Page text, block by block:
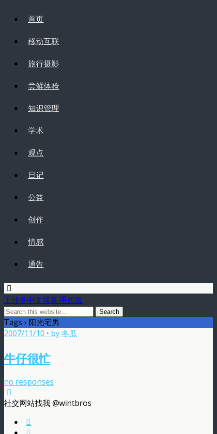
首页
移动互联
旅行摄影
尝鲜体验
知识管理
学术
观点
日记
公益
创作
情感
通告
王佳冬中文博客 手机版
Tags › 阳光宅男
2007/11/10 • by 冬瓜
牛仔很忙
no responses
社交网站找我 @wintbros